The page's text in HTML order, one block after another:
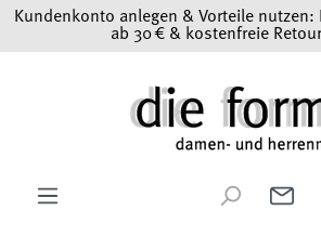
Zum Hauptinhalt springen
Kundenkonto anlegen & Vorteile nutzen:
ab 30 € & kostenfreie